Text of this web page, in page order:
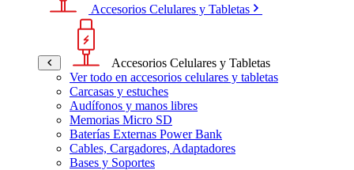
Accesorios Celulares y Tabletas
Accesorios Celulares y Tabletas
Ver todo en accesorios celulares y tabletas
Carcasas y estuches
Audífonos y manos libres
Memorias Micro SD
Baterías Externas Power Bank
Cables, Cargadores, Adaptadores
Bases y Soportes